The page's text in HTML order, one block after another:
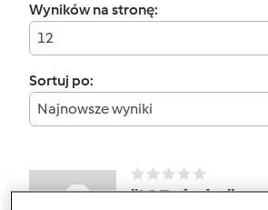
Wyników na stronę:
12
Sortuj po:
Najnowsze wyniki
"ICE-ówka"